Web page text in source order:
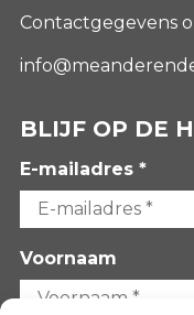
Contactgegevens
BLIJF OP DE
E-mailadres *
Voornaam